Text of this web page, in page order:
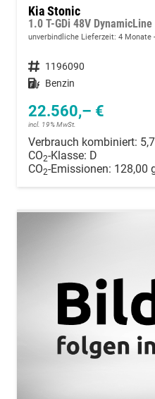
Kia Stonic
1.0 T-GDi 48V
unverbindliche Lieferzeit: 4 Monate
Fahrzeugnummer 1196090
Kraftstoff Benzin
22.560,– €
incl. 19% MwSt.
Verbrauch kombiniert:
CO2-Klasse: D
CO2-Emissionen: 128,00